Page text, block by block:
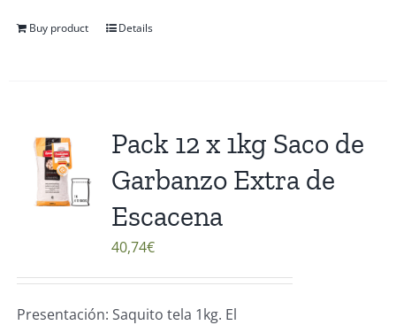
Buy product Details
Pack 12 x 1kg Saco de
Garbanzo Extra de
Escacena
40,74€
Presentación: Saquito tela 1kg. El